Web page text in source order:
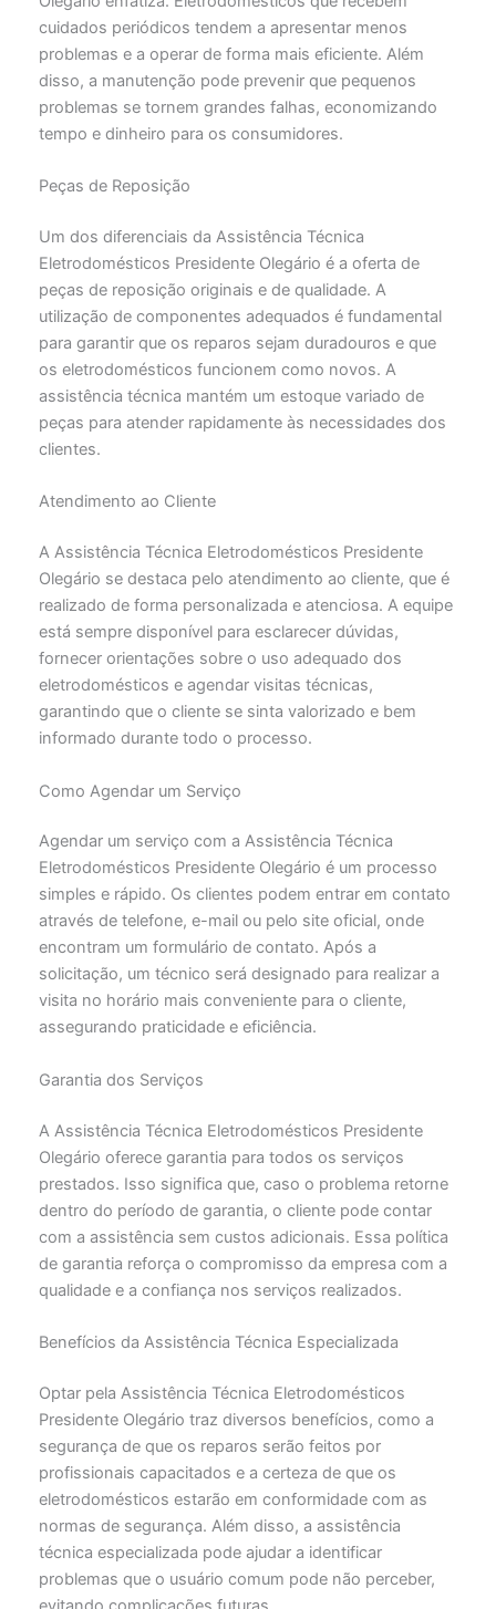
cuidados periódicos tendem a apresentar menos
problemas e a operar de forma mais eficiente. Além
disso, a manutenção pode prevenir que pequenos
problemas se tornem grandes falhas, economizando
tempo e dinheiro para os consumidores.
Peças de Reposição
Um dos diferenciais da Assistência Técnica
Eletrodomésticos Presidente Olegário é a oferta de
peças de reposição originais e de qualidade. A
utilização de componentes adequados é fundamental
para garantir que os reparos sejam duradouros e que
os eletrodomésticos funcionem como novos. A
assistência técnica mantém um estoque variado de
peças para atender rapidamente às necessidades dos
clientes.
Atendimento ao Cliente
A Assistência Técnica Eletrodomésticos Presidente
Olegário se destaca pelo atendimento ao cliente, que é
realizado de forma personalizada e atenciosa. A equipe
está sempre disponível para esclarecer dúvidas,
fornecer orientações sobre o uso adequado dos
eletrodomésticos e agendar visitas técnicas,
garantindo que o cliente se sinta valorizado e bem
informado durante todo o processo.
Como Agendar um Serviço
Agendar um serviço com a Assistência Técnica
Eletrodomésticos Presidente Olegário é um processo
simples e rápido. Os clientes podem entrar em contato
através de telefone, e-mail ou pelo site oficial, onde
encontram um formulário de contato. Após a
solicitação, um técnico será designado para realizar a
visita no horário mais conveniente para o cliente,
assegurando praticidade e eficiência.
Garantia dos Serviços
A Assistência Técnica Eletrodomésticos Presidente
Olegário oferece garantia para todos os serviços
prestados. Isso significa que, caso o problema retorne
dentro do período de garantia, o cliente pode contar
com a assistência sem custos adicionais. Essa política
de garantia reforça o compromisso da empresa com a
qualidade e a confiança nos serviços realizados.
Benefícios da Assistência Técnica Especializada
Optar pela Assistência Técnica Eletrodomésticos
Presidente Olegário traz diversos benefícios, como a
segurança de que os reparos serão feitos por
profissionais capacitados e a certeza de que os
eletrodomésticos estarão em conformidade com as
normas de segurança. Além disso, a assistência
técnica especializada pode ajudar a identificar
problemas que o usuário comum pode não perceber,